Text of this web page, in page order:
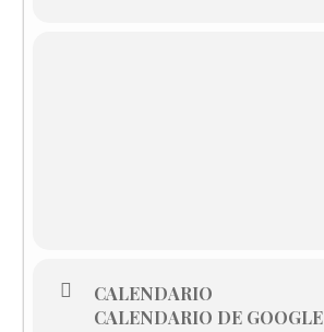
CALENDARIO
CALENDARIO DE GOOGLE